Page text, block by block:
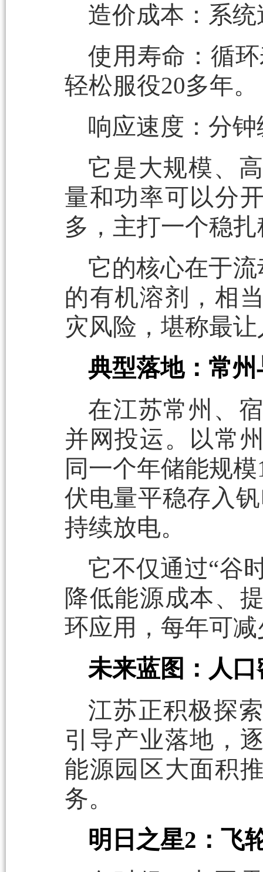
造价成本：系
使用寿命：循
轻松服役20多年。
响应速度：分钟
它是大规模、
量和功率可以分
多，主打一个稳
它的核心在于
的有机溶剂，相
灾风险，堪称最
典型落地：常
在江苏常州、
并网投运。以常
同一个年储能规
伏电量平稳存入
持续放电。
它不仅通过“谷
降低能源成本、
环应用，每年可
未来蓝图：人
江苏正积极探
引导产业落地，
能源园区大面积
务。
明日之星2：飞